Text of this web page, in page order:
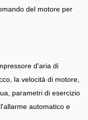
del motore per
d'aria di
la velocità di motore,
parametri di esercizio
automatico e